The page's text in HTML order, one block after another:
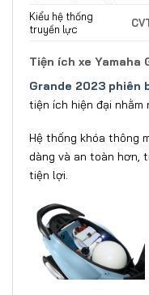
Kiểu hệ thống
truyền lực
Tiện ích xe Yamaha
Grande 2023 phiên
tiện ích hiện đại nhằm
Hệ thống khóa thông
dàng và an toàn hơn,
tiện lợi.